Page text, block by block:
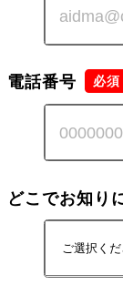
電話番号
どこでお知り